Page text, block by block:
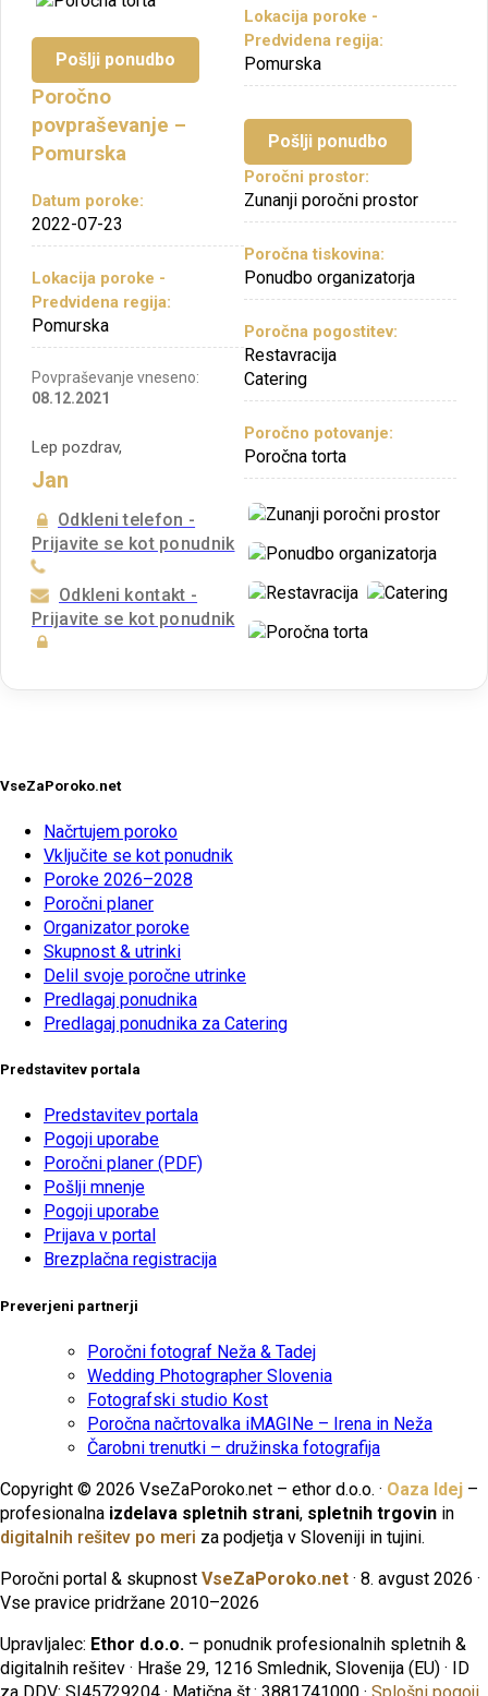
Pošlji ponudbo
Poročno
povpraševanje –
Pomurska
Datum poroke:
2022-07-23
Lokacija poroke -
Predvidena regija:
Pomurska
Povpraševanje vneseno:
08.12.2021
Lep pozdrav,
Jan
Odkleni telefon -
Prijavite se kot ponudnik
Odkleni kontakt -
Prijavite se kot ponudnik
Lokacija poroke -
Predvidena regija:
Pomurska
Pošlji ponudbo
Poročni prostor:
Zunanji poročni prostor
Poročna tiskovina:
Ponudbo organizatorja
Poročna pogostitev:
Restavracija
Catering
Poročno potovanje:
Poročna torta
VseZaPoroko.net
Načrtujem poroko
Vključite se kot ponudnik
Poroke 2026–2028
Poročni planer
Organizator poroke
Skupnost & utrinki
Delil svoje poročne utrinke
Predlagaj ponudnika
Predlagaj ponudnika za Catering
Predstavitev portala
Predstavitev portala
Pogoji uporabe
Poročni planer (PDF)
Pošlji mnenje
Pogoji uporabe
Prijava v portal
Brezplačna registracija
Preverjeni partnerji
Poročni fotograf Neža & Tadej
Wedding Photographer Slovenia
Fotografski studio Kost
Poročna načrtovalka iMAGINe – Irena in Neža
Čarobni trenutki – družinska fotografija
Copyright © 2026 VseZaPoroko.net – ethor d.o.o. · Oaza Idej –
profesionalna izdelava spletnih strani, spletnih trgovin in
digitalnih rešitev po meri za podjetja v Sloveniji in tujini.
Poročni portal & skupnost VseZaPoroko.net · 8. avgust 2026 ·
Vse pravice pridržane 2010–2026
Upravljalec: Ethor d.o.o. – ponudnik profesionalnih spletnih &
digitalnih rešitev · Hraše 29, 1216 Smlednik, Slovenija (EU) · ID